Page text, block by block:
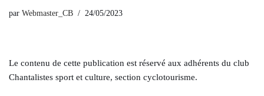
par Webmaster_CB 24/05/2023
Le contenu de cette publication est réservé aux adhérents du club
Chantalistes sport et culture, section cyclotourisme.